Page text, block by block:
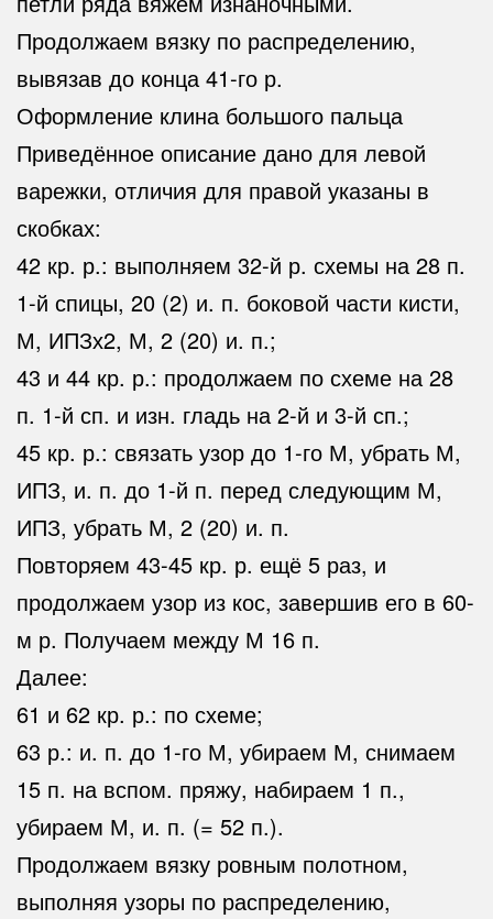
Продолжаем вязку по распределению,
вывязав до конца 41-го р.
Оформление клина большого пальца
Приведённое описание дано для левой
варежки, отличия для правой указаны в
скобках:
42 кр. р.: выполняем 32-й р. схемы на 28 п.
1-й спицы, 20 (2) и. п. боковой части кисти,
М, ИПЗх2, М, 2 (20) и. п.;
43 и 44 кр. р.: продолжаем по схеме на 28
п. 1-й сп. и изн. гладь на 2-й и 3-й сп.;
45 кр. р.: связать узор до 1-го М, убрать М,
ИПЗ, и. п. до 1-й п. перед следующим М,
ИПЗ, убрать М, 2 (20) и. п.
Повторяем 43-45 кр. р. ещё 5 раз, и
продолжаем узор из кос, завершив его в 60-
м р. Получаем между М 16 п.
Далее:
61 и 62 кр. р.: по схеме;
63 р.: и. п. до 1-го М, убираем М, снимаем
15 п. на вспом. пряжу, набираем 1 п.,
убираем М, и. п. (= 52 п.).
Продолжаем вязку ровным полотном,
выполняя узоры по распределению,